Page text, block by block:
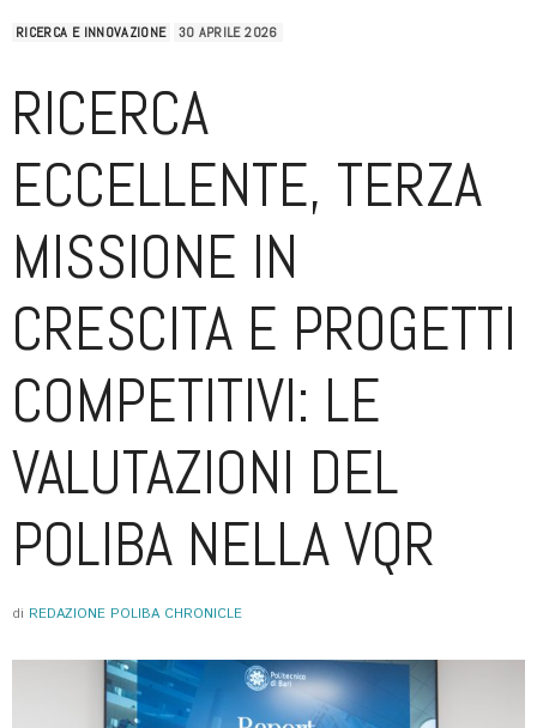
RICERCA E INNOVAZIONE 30 APRILE 2026
RICERCA
ECCELLENTE, TERZA
MISSIONE IN
CRESCITA E PROGETTI
COMPETITIVI: LE
VALUTAZIONI DEL
POLIBA NELLA VQR
di REDAZIONE POLIBA CHRONICLE